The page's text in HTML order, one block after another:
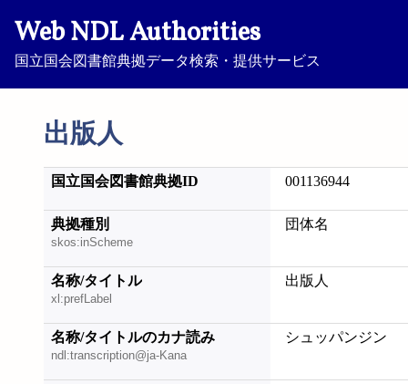
Web NDL Authorities
国立国会図書館典拠データ検索・提供サービス
出版人
国立国会図書館典拠ID 001136944
典拠種別
skos:inScheme
団体名
名称/タイトル
xl:prefLabel
出版人
名称/タイトルのカナ読み
ndl:transcription@ja-Kana
シュッパンジン